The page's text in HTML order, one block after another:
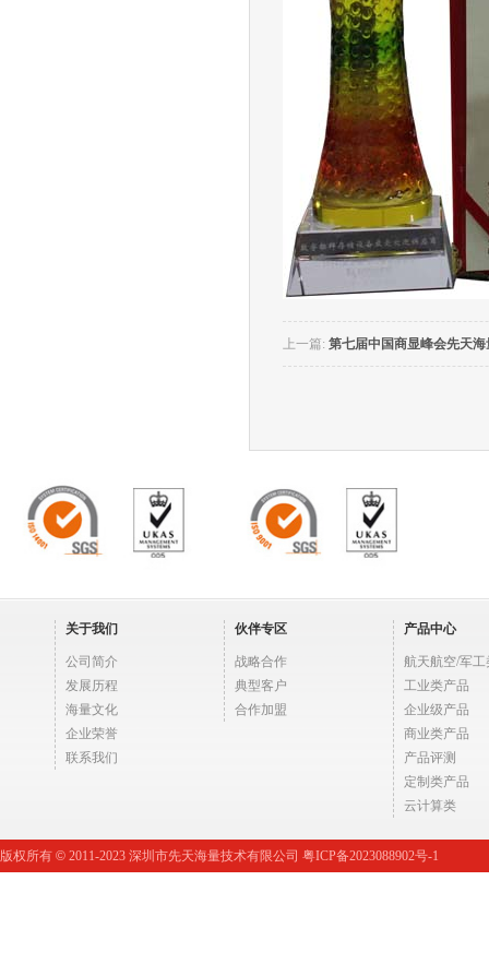
上一篇: 第七届中国商显峰会先天
关于我们
公司简介
发展历程
海量文化
企业荣誉
联系我们
伙伴专区
战略合作
典型客户
合作加盟
产品中心
航天航空/军工
工业类产品
企业级产品
商业类产品
产品评测
定制类产品
云计算类
版权所有 © 2011-2023 深圳市先天海量技术有限公司 粤ICP备2023088902号-1